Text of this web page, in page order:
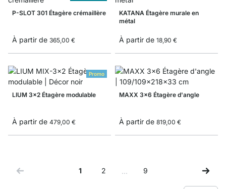
P-SLOT 301 Étagère crémaillère
À partir de 365,00 €
KATANA Étagère murale en
métal
À partir de 18,90 €
Promo
LIUM 3x2 Étagère modulable
À partir de 479,00 €
MAXX 3x6 Étagère d'angle
À partir de 819,00 €
Vous lisez actuellement la page
1
Page
2 …
Page
9